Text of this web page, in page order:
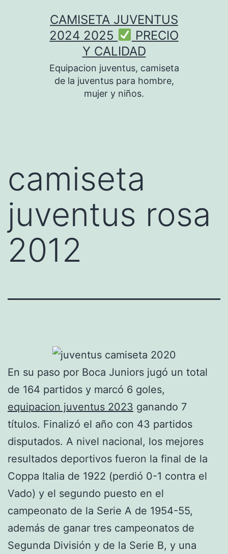
CAMISETA JUVENTUS
2024 2025
PRECIO
Y CALIDAD
Equipacion juventus, camiseta
de la juventus para hombre,
mujer y niños.
camiseta
juventus rosa
2012
En su paso por Boca Juniors jugó un total
de 164 partidos y marcó 6 goles,
equipacion juventus 2023 ganando 7
títulos. Finalizó el año con 43 partidos
disputados. A nivel nacional, los mejores
resultados deportivos fueron la final de la
Coppa Italia de 1922 (perdió 0-1 contra el
Vado) y el segundo puesto en el
campeonato de la Serie A de 1954-55,
además de ganar tres campeonatos de
Segunda División y de la Serie B, y una